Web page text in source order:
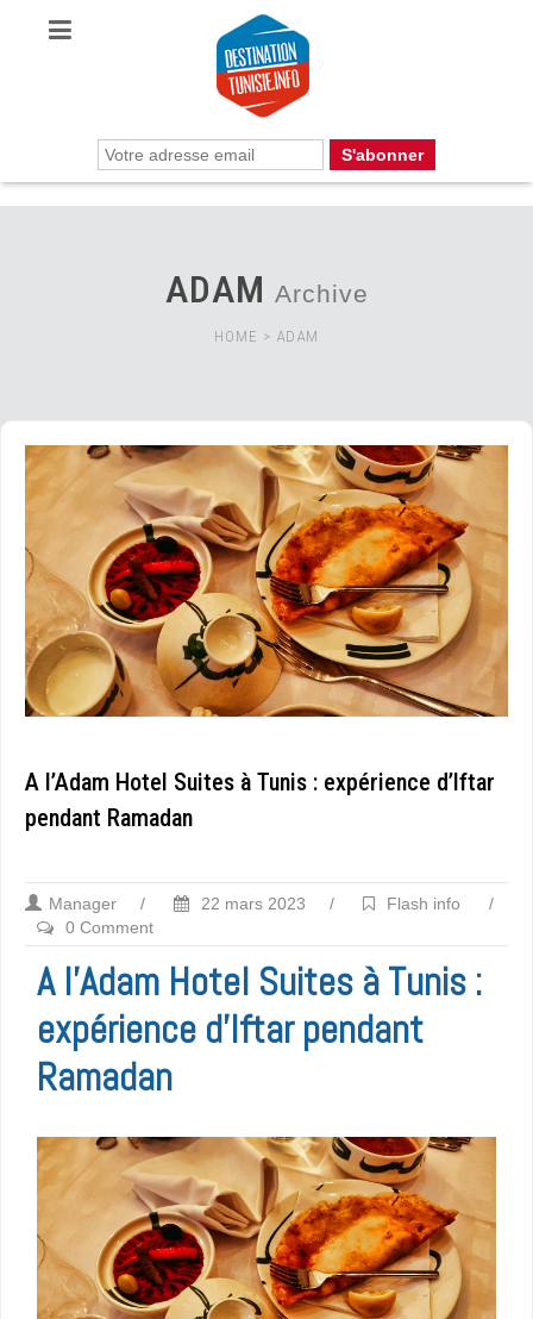
ADAM Archive
HOME > ADAM
A l’Adam Hotel Suites à Tunis : expérience d’Iftar
pendant Ramadan
Manager / 22 mars 2023 / Flash info
/
0 Comment
A l’Adam Hotel Suites à Tunis :
expérience d’Iftar pendant
Ramadan